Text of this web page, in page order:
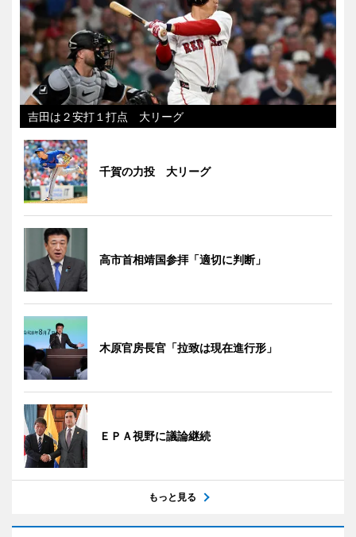
吉田は２安打１打点 大リーグ
千賀の力投 大リーグ
高市首相靖国参拝「適切に判断」
木原官房長官「拉致は現在進行形」
ＥＰＡ視野に議論継続
もっと見る